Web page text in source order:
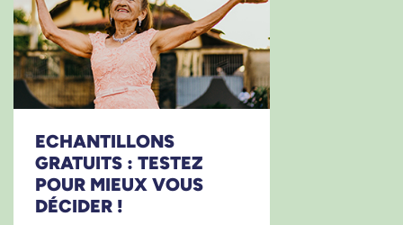
ECHANTILLONS
GRATUITS : TESTEZ
POUR MIEUX VOUS
DÉCIDER !